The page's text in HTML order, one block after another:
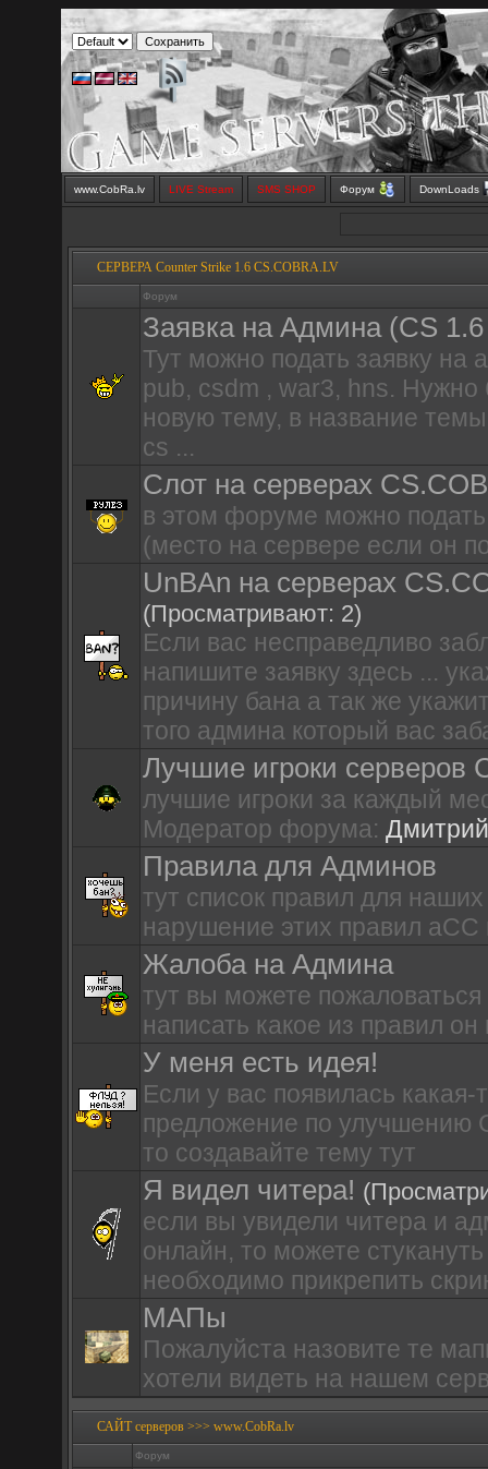
www.CobRa.lv LIVE Stream SMS SHOP Форум DownLoads
СЕРВЕРА Counter Strike 1.6 CS.COBRA.LV
Форум
Заявка на Aдмина (CS
Тут можно подать заявку на
pub, csdm , war3, hns. Нужно
новую тему, в название
cs ...
Слот на серверах
в этом форуме можно подать
(место на сервере если он
UnBAn на серверах
(Просматривают: 2)
Если вас несправедливо
напишите заявку здесь ...
причину бана а так же
того админа который вас
Лучшие игроки серверов
лучшие игроки за каждый
Модератор форума:
Правила для Админов
тут список правил для
нарушение этих правил
Жалоба на Админа
тут вы можете
написать какое из правил
У меня есть идея!
Если у вас появилась какая-
предложение по улучшению
то создавайте тему тут
Я видел читера!
если вы увидели читера и
онлайн, то можете стукануть
необходимо прикрепить
МАПы
Пожалуйста назовите те
хотели видеть на нашем
САЙТ серверов >>> www.CobRa.lv
Форум